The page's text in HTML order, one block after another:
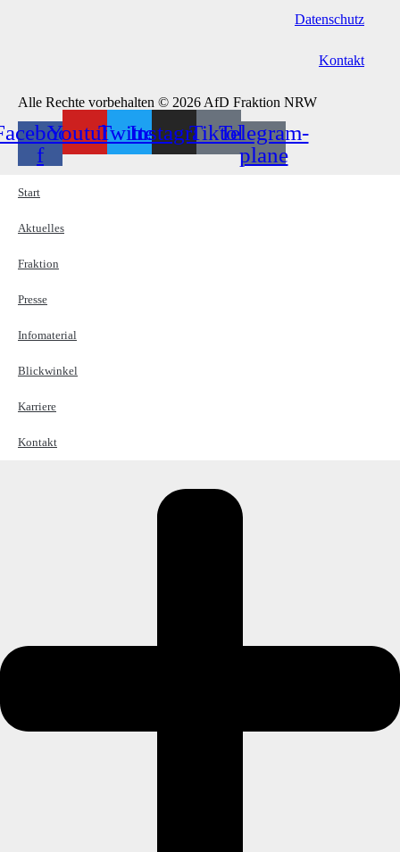
Datenschutz
Kontakt
Alle Rechte vorbehalten © 2026 AfD Fraktion NRW
f
YoutubeTwitterInstagramTiktokTelegram-
plane
Start
Aktuelles
Fraktion
Presse
Infomaterial
Blickwinkel
Karriere
Kontakt